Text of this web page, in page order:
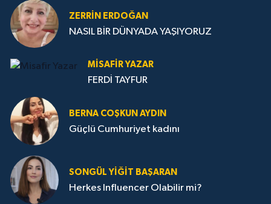
ZERRIN ERDOĞAN
NASIL BİR DÜNYADA YAŞIYORUZ
MISAFIR YAZAR
FERDİ TAYFUR
BERNA COŞKUN AYDIN
Güçlü Cumhuriyet kadını
SONGÜL YIĞIT BAŞARAN
Herkes Influencer Olabilir mi?